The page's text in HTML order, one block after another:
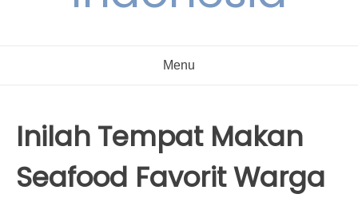
Menu
Inilah Tempat Makan
Seafood Favorit Warga